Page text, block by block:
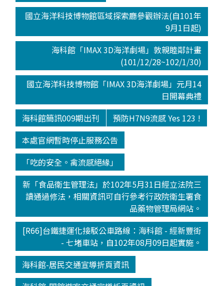
國立海洋科技博物館區域探索廳參觀辦法(自101年
9月1日起)
海科館「IMAX 3D海洋劇場」敦親睦鄰計畫
(101/12/28~102/1/30)
國立海洋科技博物館「IMAX 3D海洋劇場」元月14
日開幕典禮
海科館簡訊009期出刊
預防H7N9流感 Yes 123 !
本處官網暫時停止服務公告
「吃的安全。禽流感絕緣」
新「食品衛生管理法」於102年5月31日經立法院三
讀通過修法，相關資訊可自行參考行政院衛生署食
品藥物管理局網站。
[R66]台鐵捷運化接駁公車路線：海科館 - 經新豐街
- 七堵車站，自102年08月09日起實施。
海科館-居民交通宣導折頁資訊